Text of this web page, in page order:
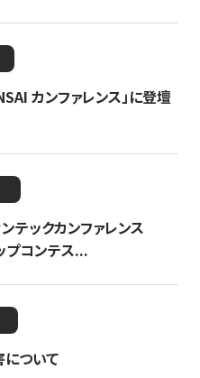
カンファレンス」に登壇
テックカンファレンス
プコンテス...
について